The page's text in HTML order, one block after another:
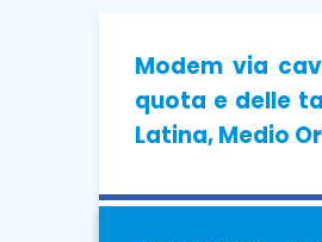
Modem via
quota e delle
Latina, Medio